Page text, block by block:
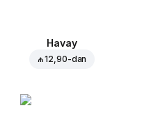
Havay
₼ 12,90-dan